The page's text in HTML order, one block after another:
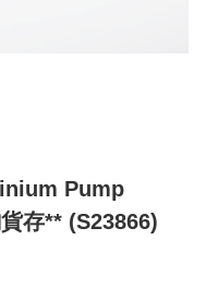
Pump
存** (S23866)